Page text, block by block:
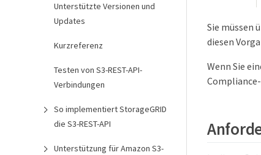
Unterstützte Versionen und
Updates
Kurzreferenz
Testen von S3-REST-API-
Verbindungen
So implementiert StorageGRID
die S3-REST-API
Unterstützung für Amazon S3-
Sie müssen
diesen
Wenn Sie